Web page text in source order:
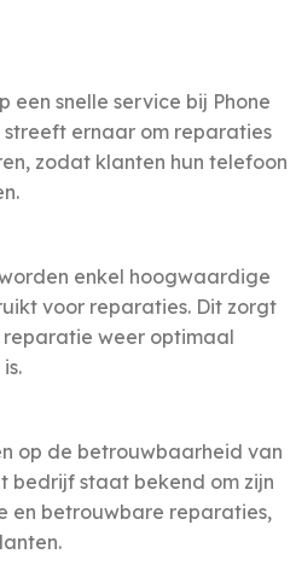
een snelle service bij Phone
streeft ernaar om reparaties
zodat klanten hun telefoon
enkel hoogwaardige
voor reparaties. Dit zorgt
weer optimaal
op de betrouwbaarheid van
bedrijf staat bekend om zijn
en betrouwbare reparaties,